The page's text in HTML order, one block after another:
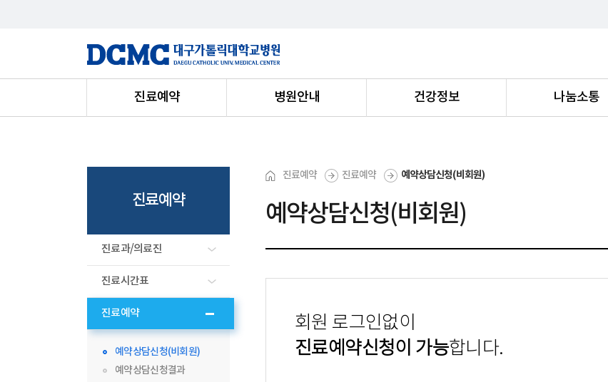
진료예약 병원안내 건강정보 나눔소통
진료예약
진료과/의료진
진료시간표
진료예약
예약상담신청(비회원)
예약상담신청결과
예약상담신청(비회원)
진료예약 진료예약 예약상담신청(비회원)
회원 로그인없이
진료예약신청이 가능합니다.